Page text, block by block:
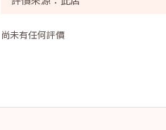
尚未有任何評價